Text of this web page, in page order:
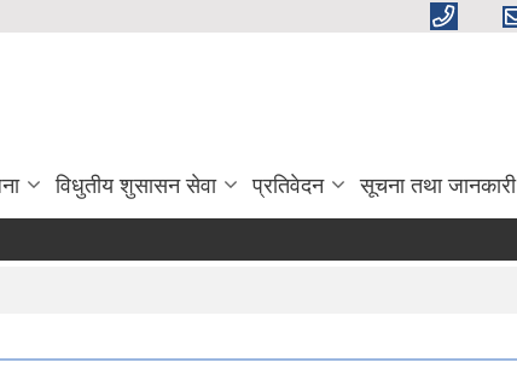
विधुतीय शुसासन सेवा प्रतिवेदन सूचना तथा जानकारी